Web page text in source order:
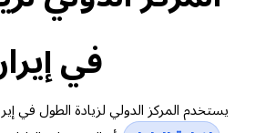
في
يستخدم المركز الدولي لزيادة الطول في